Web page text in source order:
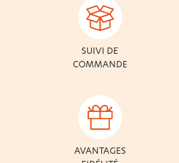
SUIVI DE
COMMANDE
AVANTAGES